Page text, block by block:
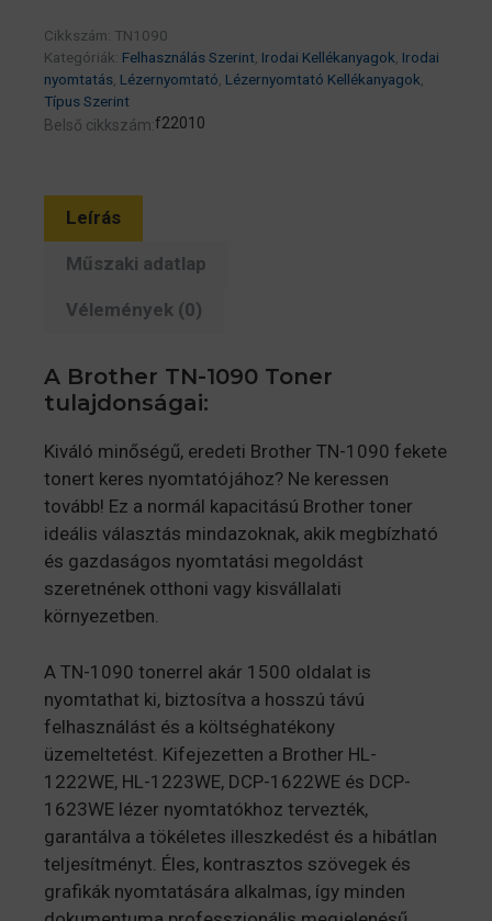
1500
mennyiség
Cikkszám: TN1090
Kategóriák: Felhasználás Szerint Irodai Kellékanyagok Irodai
nyomtatás Lézernyomtató Lézernyomtató Kellékanyagok
Típus Szerint
Belső cikkszám:f22010
Leírás
Műszaki adatlap
Vélemények (0)
A Brother TN-1090 Toner
tulajdonságai:
Kiváló minőségű, eredeti Brother TN-1090 fekete
tonert keres nyomtatójához? Ne keressen
tovább! Ez a normál kapacitású Brother toner
ideális választás mindazoknak, akik megbízható
és gazdaságos nyomtatási megoldást
szeretnének otthoni vagy kisvállalati
környezetben.
A TN-1090 tonerrel akár 1500 oldalat is
nyomtathat ki, biztosítva a hosszú távú
felhasználást és a költséghatékony
üzemeltetést. Kifejezetten a Brother HL-
1222WE, HL-1223WE, DCP-1622WE és DCP-
1623WE lézer nyomtatókhoz tervezték,
garantálva a tökéletes illeszkedést és a hibátlan
teljesítményt. Éles, kontrasztos szövegek és
grafikák nyomtatására alkalmas, így minden